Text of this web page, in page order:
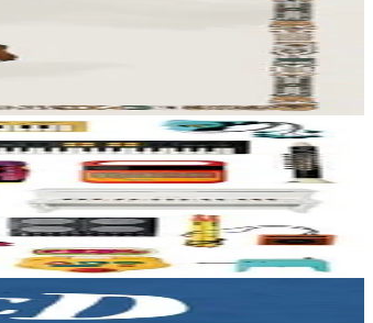
à...
jouets électroniques....